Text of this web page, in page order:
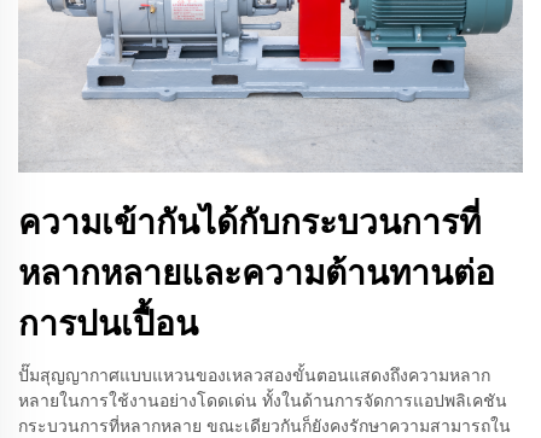
ความเข้ากันได้กับกระบวนการที่
หลากหลายและความต้านทานต่อ
การปนเปื้อน
ปั๊มสุญญากาศแบบแหวนของเหลวสองขั้นตอนแสดงถึงความหลาก
หลายในการใช้งานอย่างโดดเด่น ทั้งในด้านการจัดการแอปพลิเคชัน
กระบวนการที่หลากหลาย ขณะเดียวกันก็ยังคงรักษาความสามารถใน